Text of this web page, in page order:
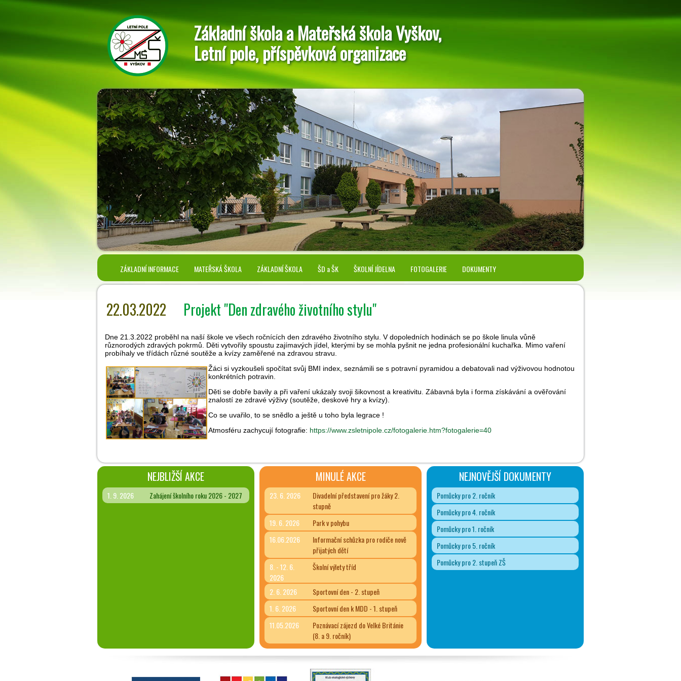
Základní škola a Mateřská škola Vyškov,
Letní pole, příspěvková organizace
ZÁKLADNÍ INFORMACE MATEŘSKÁ ŠKOLA ZÁKLADNÍ ŠKOLA ŠD a ŠK ŠKOLNÍ JÍDELNA FOTOGALERIE DOKUMENTY
22.03.2022 Projekt "Den zdravého životního stylu"
Dne 21.3.2022 proběhl na naší škole ve všech ročnících den zdravého životního stylu. V dopoledních hodinách se po škole linula vůně
různorodých zdravých pokrmů. Děti vytvořily spoustu zajímavých jídel, kterými by se mohla pyšnit ne jedna profesionální kuchařka. Mimo vaření
probíhaly ve třídách různé soutěže a kvízy zaměřené na zdravou stravu.
Žáci si vyzkoušeli spočítat svůj BMI index, seznámili se s potravní pyramidou a debatovali nad výživovou hodnotou
konkrétních potravin.
Děti se dobře bavily a při vaření ukázaly svoji šikovnost a kreativitu. Zábavná byla i forma získávání a ověřování
znalostí ze zdravé výživy (soutěže, deskové hry a kvízy).
Co se uvařilo, to se snědlo a ještě u toho byla legrace !
Atmosféru zachycují fotografie: https://www.zsletnipole.cz/fotogalerie.htm?fotogalerie=40
NEJBLIŽŠÍ AKCE
1. 9. 2026 Zahájení školního roku 2026 - 2027
MINULÉ AKCE
23. 6. 2026
Divadelní představení pro žáky 2.
stupně
19. 6. 2026
Park v pohybu
16.06.2026
Informační schůzka pro rodiče nově
přijatých dětí
8. - 12. 6.
2026
Školní výlety tříd
2. 6. 2026
Sportovní den - 2. stupeň
1. 6. 2026
Sportovní den k MDD - 1. stupeň
11.05.2026
Poznávací zájezd do Velké Británie
(8. a 9. ročník)
NEJNOVĚJŠÍ DOKUMENTY
Pomůcky pro 2. ročník
Pomůcky pro 4. ročník
Pomůcky pro 1. ročník
Pomůcky pro 5. ročník
Pomůcky pro 2. stupeň ZŠ